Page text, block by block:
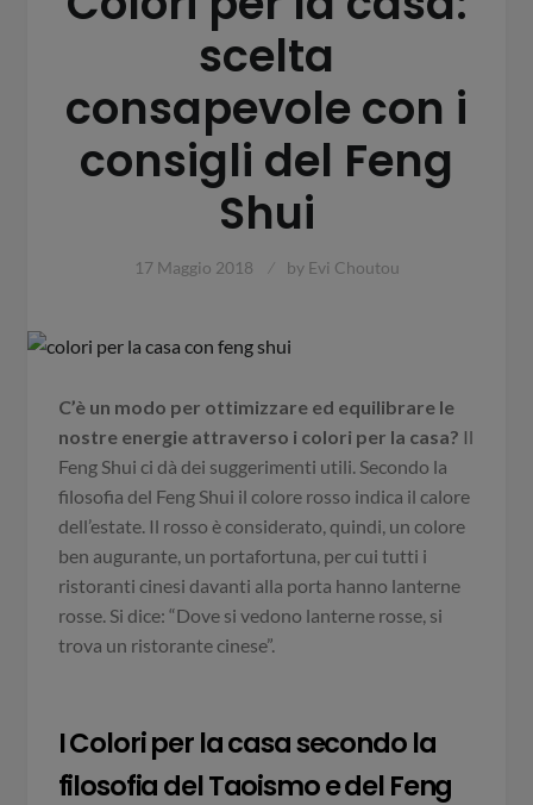
scelta
consapevole con i
consigli del Feng
Shui
17 Maggio 2018 by Evi Choutou
C’è un modo per ottimizzare ed equilibrare le
nostre energie attraverso i colori per la casa? Il
Feng Shui ci dà dei suggerimenti utili. Secondo la
filosofia del Feng Shui il colore rosso indica il calore
dell’estate. Il rosso è considerato, quindi, un colore
ben augurante, un portafortuna, per cui tutti i
ristoranti cinesi davanti alla porta hanno lanterne
rosse. Si dice: “Dove si vedono lanterne rosse, si
trova un ristorante cinese”.
I Colori per la casa secondo la
filosofia del Taoismoe del Feng